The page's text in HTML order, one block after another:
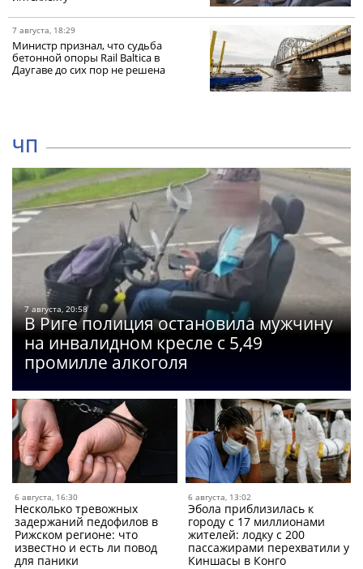
7 августа, 18:29
Министр признал, что судьба
бетонной опоры Rail Baltica в
Даугаве до сих пор не решена
ЧП
7 августа, 20:58
В Риге полиция остановила мужчину
на инвалидном кресле с 5,49
промилле алкоголя
6 августа, 16:30
Несколько тревожных
задержаний педофилов в
Рижском регионе: что
известно и есть ли повод
для паники
6 августа, 13:02
Эбола приблизилась к
городу с 17 миллионами
жителей: лодку с 200
пассажирами перехватили у
Киншасы в Конго